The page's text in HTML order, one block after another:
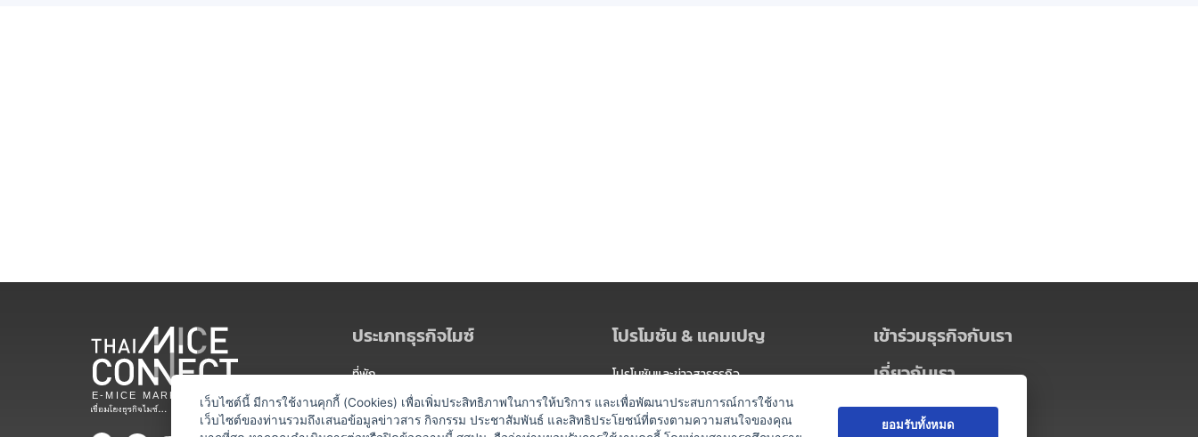
ประเภทธุรกิจไมซ์
ที่พัก
สถานที่จัดงาน
ท่องเที่ยว / นำเที่ยว
โปรโมชัน & แคมเปญ
โปรโมชันและข่าวสารธุรกิจ
แพ็กเกจ
แคมเปญ
เข้าร่วมธุรกิจกับเรา
เกี่ยวกับเรา
เกี่ยวกับ Thai MICE Connect
เว็บไซต์นี้ มีการใช้งานคุกกี้ (Cookies) เพื่อเพิ่มประสิทธิภาพในการให้บริการ และเพื่อพัฒนาประสบการณ์การใช้งาน
เว็บไซต์ของท่านรวมถึงเสนอข้อมูลข่าวสาร กิจกรรม ประชาสัมพันธ์ และสิทธิประโยชน์ที่ตรงตามความสนใจของคุณ
ยอมรับทั้งหมด